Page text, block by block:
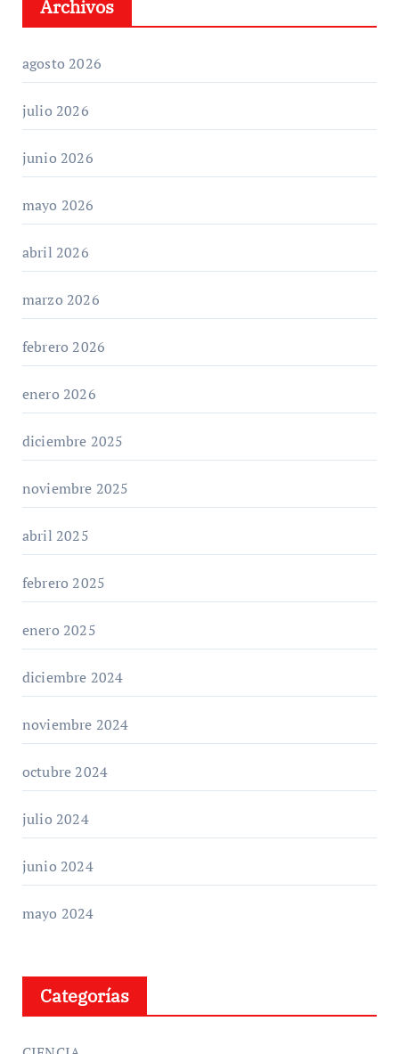
Archivos
agosto 2026
julio 2026
junio 2026
mayo 2026
abril 2026
marzo 2026
febrero 2026
enero 2026
diciembre 2025
noviembre 2025
abril 2025
febrero 2025
enero 2025
diciembre 2024
noviembre 2024
octubre 2024
julio 2024
junio 2024
mayo 2024
Categorías